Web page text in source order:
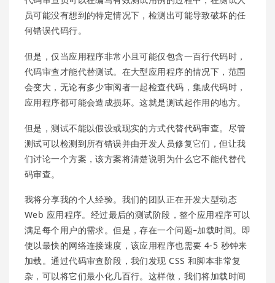
员可能没有想到的特定情况下，检测出可能导致破坏的任
何错误代码行。
但是，仅当应用程序非常小且可能仅包含一百行代码时，
代码审查才能代替测试。在大型应用程序的情况下，范围
会变大，无论有多少审阅者一起检查代码，集成代码时，
应用程序都可能会造成损坏。这就是测试起作用的地方。
但是，测试不能以假设或现实的方式代替代码审查。尽管
测试可以检测到所有错误并由开发人员修复它们，但让我
们讨论一个方案，该方案将清楚说明为什么它不能代替代
码审查。
我将分享我的个人经验。我们的团队正在开发大型动态
Web 应用程序。经过最后的测试阶段，整个应用程序可以
满足每个用户的需求。但是，存在一个问题–加载时间。即
使以最快的网络连接速度，该应用程序也需要 4-5 秒钟来
加载。通过代码审查阶段，我们发现 CSS 和脚本非常复
杂，可以将它们最小化几百行。这样做，我们将加载时间